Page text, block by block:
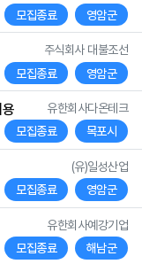
지역영암군
상태모집종료
등록자
주식회사 대불조선
지역영암군
상태모집종료
등록자
유한회사다온테크
지역목포시
상태모집종료
등록자
(유)일성산업
지역영암군
상태모집종료
등록자
유한회사예강기업
지역해남군
상태모집종료